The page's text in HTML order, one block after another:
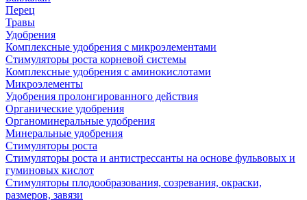
Перец
Травы
Удобрения
Комплексные удобрения с микроэлементами
Стимуляторы роста корневой системы
Комплексные удобрения с аминокислотами
Микроэлементы
Удобрения пролонгированного действия
Органические удобрения
Органоминеральные удобрения
Минеральные удобрения
Стимуляторы роста
Стимуляторы роста и антистрессанты на основе фульвовых и
гуминовых кислот
Стимуляторы плодообразования, созревания, окраски,
размеров, завязи